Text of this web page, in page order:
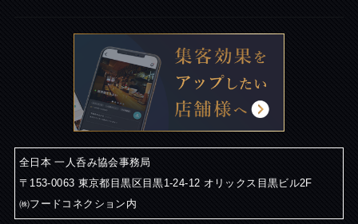
全日本 一人呑み協会事務局
〒153-0063 東京都目黒区目黒1-24-12 オリックス目黒ビル2F
㈱フードコネクション内